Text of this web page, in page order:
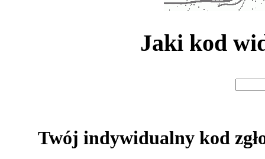
Jaki kod
Twój indywidualny kod